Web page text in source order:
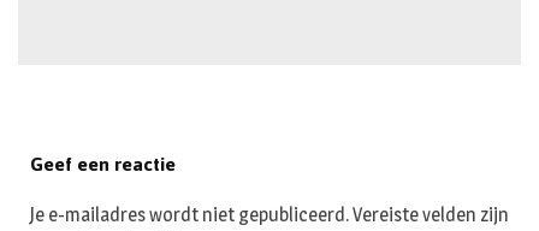
Geef een reactie
Je e-mailadres wordt niet gepubliceerd.Vereiste velden zijn